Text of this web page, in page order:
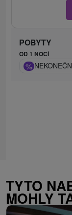
POBYTY
OD 1 NOCÍ
%
TYTO
MOHLY